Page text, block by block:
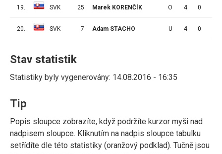
19. SVK 25 Marek KORENČÍK O 4 0
20. SVK 7 Adam STACHO U 4 0
Stav statistik
Statistiky byly vygenerovány: 14.08.2016 - 16:35
Tip
Popis sloupce zobrazíte, když podržíte kurzor myši nad
nadpisem sloupce. Kliknutím na nadpis sloupce tabulku
setřídíte dle této statistiky (oranžový podklad). Tučně jsou